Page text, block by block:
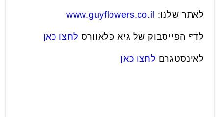
לאתר שלנו: www.guyflowers.co.il
לדף הפייסבוק של גיא פלאוורס לחצו כאן
לאינסטגרם לחצו כאן